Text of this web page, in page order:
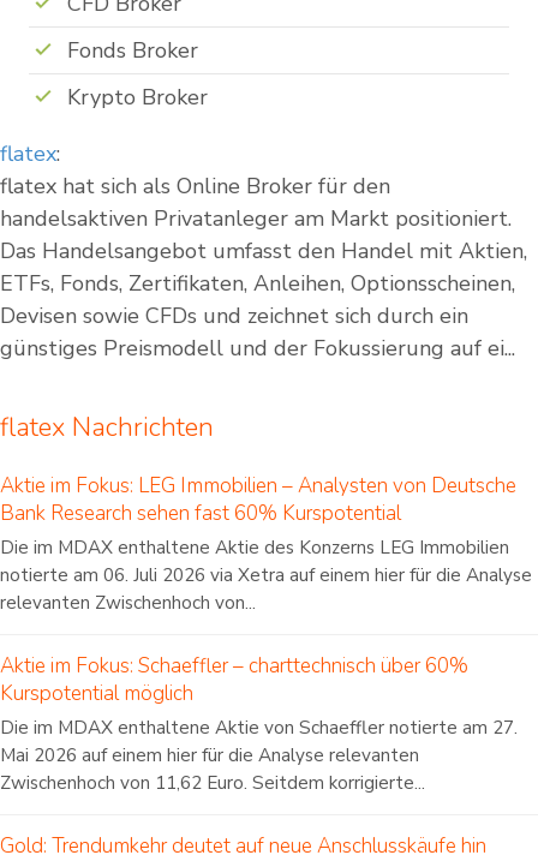
Fonds Broker
Krypto Broker
flatex:
flatex hat sich als Online Broker für den
handelsaktiven Privatanleger am Markt positioniert.
Das Handelsangebot umfasst den Handel mit Aktien,
ETFs, Fonds, Zertifikaten, Anleihen, Optionsscheinen,
Devisen sowie CFDs und zeichnet sich durch ein
günstiges Preismodell und der Fokussierung auf ei...
flatex Nachrichten
Aktie im Fokus: LEG Immobilien – Analysten von Deutsche
Bank Research sehen fast 60% Kurspotential
Die im MDAX enthaltene Aktie des Konzerns LEG Immobilien
notierte am 06. Juli 2026 via Xetra auf einem hier für die Analyse
relevanten Zwischenhoch von...
Aktie im Fokus: Schaeffler – charttechnisch über 60%
Kurspotential möglich
Die im MDAX enthaltene Aktie von Schaeffler notierte am 27.
Mai 2026 auf einem hier für die Analyse relevanten
Zwischenhoch von 11,62 Euro. Seitdem korrigierte...
Gold: Trendumkehr deutet auf neue Anschlusskäufe hin